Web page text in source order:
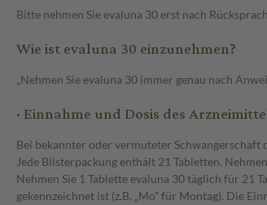
Bitte nehmen Sie evaluna 30 erst nach
Wie ist evaluna 30 einzunehmen?
„Nehmen Sie evaluna 30 immer genau nach
· Einnahme und Dosis des
Bei bekannter oder vermuteter
Jede Blisterpackung enthält 21 Tabletten.
Nehmen Sie 1 Tablette evaluna 30 täglich für 21
gekennzeichnet ist (z.B. „Mo” für Montag). Die